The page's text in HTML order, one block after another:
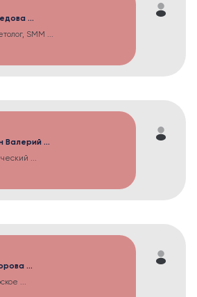
...
SMM ...
Валерий ...
...
...
...